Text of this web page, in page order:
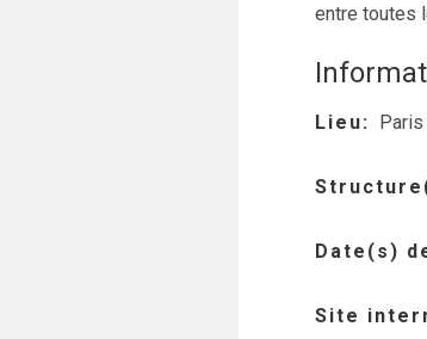
entre toutes
Lieu Paris
Date(s)
Site